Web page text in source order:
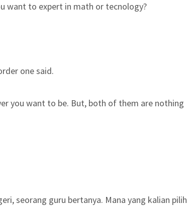
want to expert in math or tecnology?
one said.
you want to be. But, both of them are nothing
seorang guru bertanya. Mana yang kalian pilih